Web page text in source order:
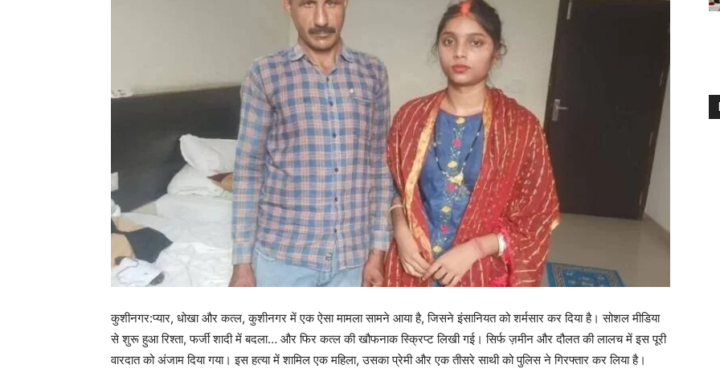
कुशीनगर:प्यार, धोखा और कत्ल, कुशीनगर में एक ऐसा मामला सामने आया है, जिसने इंसानियत को शर्मसार कर दिया है। सोशल मीडिया
से शुरू हुआ रिश्ता, फर्जी शादी में बदला… और फिर कत्ल की खौफनाक स्क्रिप्ट लिखी गई। सिर्फ ज़मीन और दौलत की लालच में इस पूरी
वारदात को अंजाम दिया गया। इस हत्या में शामिल एक महिला, उसका प्रेमी और एक तीसरे साथी को पुलिस ने गिरफ्तार कर लिया है।